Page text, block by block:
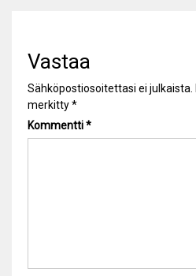
Vastaa
Sähköpostiosoitettasi ei julkaista.
merkitty*
Kommentti*